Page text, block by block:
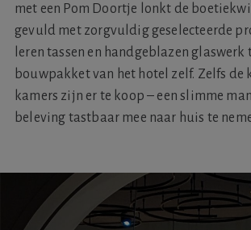
met een Pom Doortje lonkt de
gevuld met zorgvuldig geselecteerde
leren tassen en handgeblazen glaswerk
bouwpakket van het hotel zelf. Zelfs de
kamers zijn er te koop – een slimme
beleving tastbaar mee naar huis te